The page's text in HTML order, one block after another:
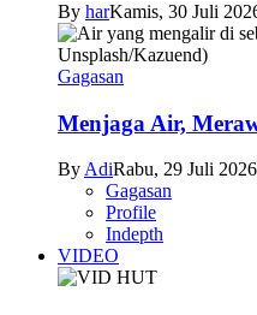
By harKamis, 30 Juli
Gagasan
Menjaga Air,
ByAdiRabu, 29 Juli
Gagasan
Profile
Indepth
VIDEO